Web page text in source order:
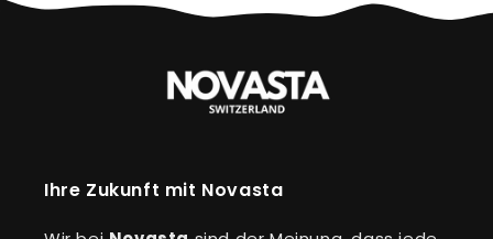
Ihre Zukunft mit Novasta